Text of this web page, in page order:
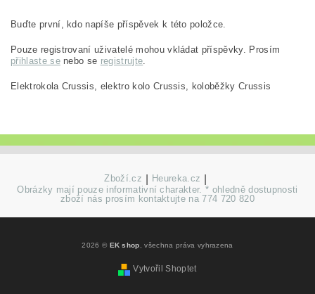
Buďte první, kdo napíše příspěvek k této položce.
Pouze registrovaní uživatelé mohou vkládat příspěvky. Prosím
přihlaste senebo se registrujte
Elektrokola Crussis, elektro kolo Crussis, koloběžky Crussis
Zboží.cz Heureka.cz
Obrázky mají pouze informativní charakter. * ohledně dostupnosti
zboží nás prosím kontaktujte na 774 720 820
2026 © EK shop , všechna práva vyhrazena
Vytvořil Shoptet